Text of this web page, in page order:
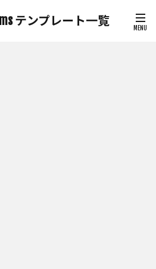
テンプレート一覧